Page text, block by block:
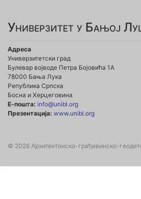
Универзитет у Бањој
Адреса
Универзитетски град
Булевар војводе Петра Бојовића 1А
78000 Бања Лука
Република Српска
Босна и Херцеговина
Е-пошта: info@unibl.org
Презентација: www.unibl.org
© 2026 Архитектонско-грађевинско-